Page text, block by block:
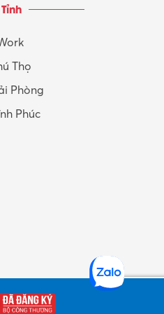
Thọ
Phòng
Phúc